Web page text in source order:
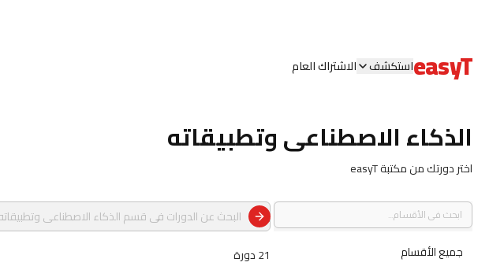
easyTاستكشف الاشتراك العام
الذكاء الاصطناعى وتطبيقاته
اختر دورتك من مكتبة easyT
جميع الأقسام
21 دورة